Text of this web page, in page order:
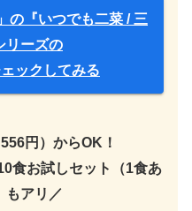
の『いつでも二菜 / 三
リーズの
ックしてみる
円）からOK！
食お試しセット（1食あ
もアリ／